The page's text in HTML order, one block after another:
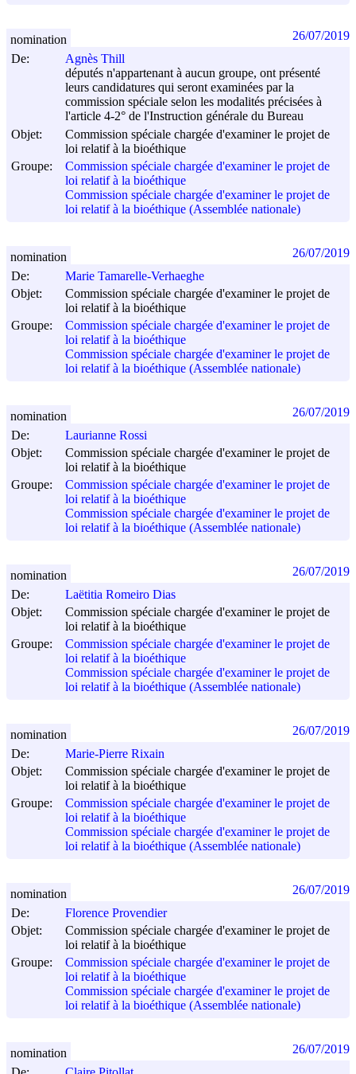
De:
Agnès Thill
députés n'appartenant à aucun groupe, ont présenté
leurs candidatures qui seront examinées par la
commission spéciale selon les modalités précisées à
l'article 4-2° de l'Instruction générale du Bureau
Objet:
Commission spéciale chargée d'examiner le projet de
loi relatif à la bioéthique
Groupe:
Commission spéciale chargée d'examiner le projet de
loi relatif à la bioéthique
Commission spéciale chargée d'examiner le projet de
loi relatif à la bioéthique (Assemblée nationale)
nomination 26/07/2019
De:
Marie Tamarelle-Verhaeghe
Objet:
Commission spéciale chargée d'examiner le projet de
loi relatif à la bioéthique
Groupe:
Commission spéciale chargée d'examiner le projet de
loi relatif à la bioéthique
Commission spéciale chargée d'examiner le projet de
loi relatif à la bioéthique (Assemblée nationale)
nomination 26/07/2019
De:
Laurianne Rossi
Objet:
Commission spéciale chargée d'examiner le projet de
loi relatif à la bioéthique
Groupe:
Commission spéciale chargée d'examiner le projet de
loi relatif à la bioéthique
Commission spéciale chargée d'examiner le projet de
loi relatif à la bioéthique (Assemblée nationale)
nomination 26/07/2019
De:
Laëtitia Romeiro Dias
Objet:
Commission spéciale chargée d'examiner le projet de
loi relatif à la bioéthique
Groupe:
Commission spéciale chargée d'examiner le projet de
loi relatif à la bioéthique
Commission spéciale chargée d'examiner le projet de
loi relatif à la bioéthique (Assemblée nationale)
nomination 26/07/2019
De:
Marie-Pierre Rixain
Objet:
Commission spéciale chargée d'examiner le projet de
loi relatif à la bioéthique
Groupe:
Commission spéciale chargée d'examiner le projet de
loi relatif à la bioéthique
Commission spéciale chargée d'examiner le projet de
loi relatif à la bioéthique (Assemblée nationale)
nomination 26/07/2019
De:
Florence Provendier
Objet:
Commission spéciale chargée d'examiner le projet de
loi relatif à la bioéthique
Groupe:
Commission spéciale chargée d'examiner le projet de
loi relatif à la bioéthique
Commission spéciale chargée d'examiner le projet de
loi relatif à la bioéthique (Assemblée nationale)
nomination 26/07/2019
nomination 26/07/2019